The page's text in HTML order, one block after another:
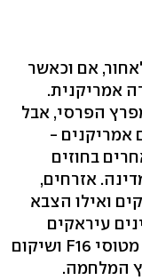
אם וכאשר
אמריקנית.
הפרסי, אבל
אזרחים אמריקנים -
בחוזים
אזרחים,
ואילו הצבא
עיראקים
להשתלמויות בארה"ב. עיראק רוצה מטוסי F16 ושיקום
המלחמה.